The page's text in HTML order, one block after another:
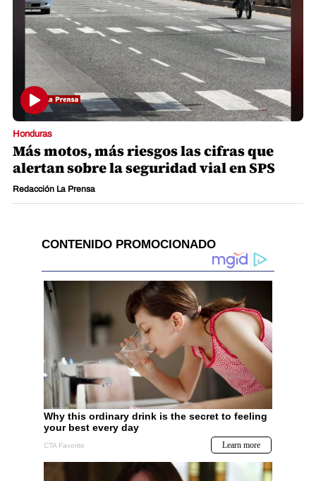
Honduras
Más motos, más riesgos las cifras que
alertan sobre la seguridad vial en SPS
Redacción La Prensa